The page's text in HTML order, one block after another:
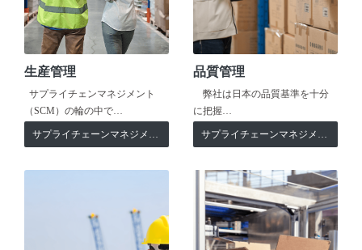
生産管理
サプライチェンマネジメント
（SCM）の輪の中で…
サプライチェーンマネジメント
品質管理
弊社は日本の品質基準を十分
に把握…
サプライチェーンマネジメント